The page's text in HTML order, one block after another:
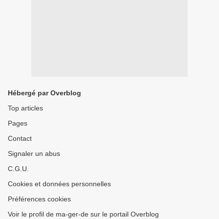
Hébergé par Overblog
Top articles
Pages
Contact
Signaler un abus
C.G.U.
Cookies et données personnelles
Préférences cookies
Voir le profil de ma-ger-de sur le portail Overblog